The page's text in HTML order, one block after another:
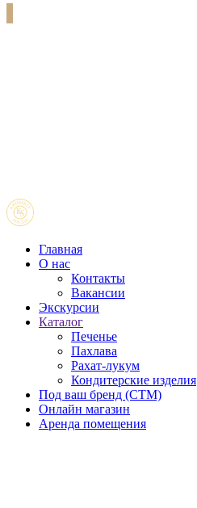
Главная
О нас
Контакты
Вакансии
Экскурсии
Каталог
Печенье
Пахлава
Рахат-лукум
Кондитерские изделия
Под ваш бренд (CTM)
Онлайн магазин
Аренда помещения